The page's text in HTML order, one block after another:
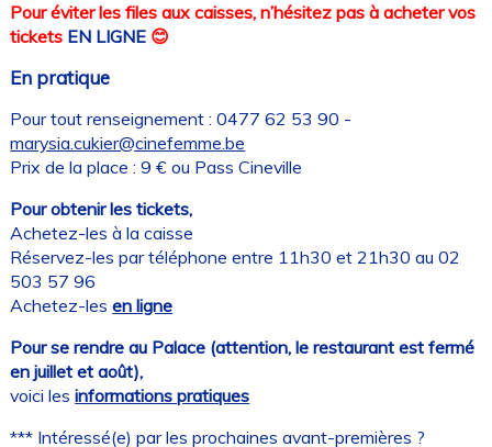
Pour éviter les files aux caisses, n’hésitez pas à acheter vos
tickets EN LIGNE 😊
En pratique
Pour tout renseignement : 0477 62 53 90 -
marysia.cukier@cinefemme.be
Prix de la place : 9 € ou Pass Cineville
Pour obtenir les tickets,
Achetez-les à la caisse
Réservez-les par téléphone entre 11h30 et 21h30 au 02
503 57 96
Achetez-lesen ligne
Pour se rendre au Palace (attention, le restaurant est fermé
en juillet et août),
voici lesinformations pratiques
*** Intéressé(e) par les prochaines avant-premières ?